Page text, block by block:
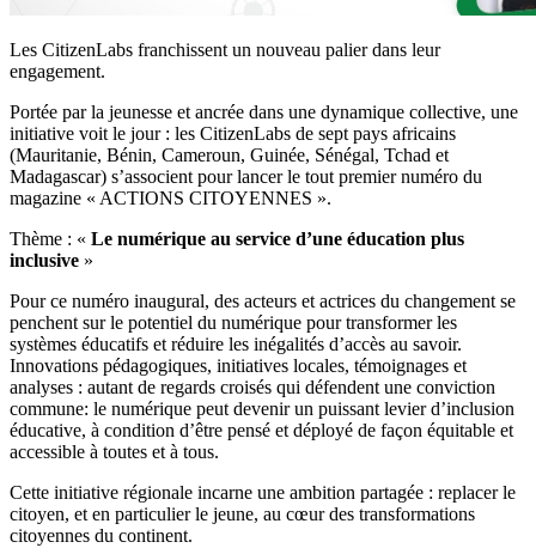
Les CitizenLabs franchissent un nouveau palier dans leur
engagement.
Portée par la jeunesse et ancrée dans une dynamique collective, une
initiative voit le jour : les CitizenLabs de sept pays africains
(Mauritanie, Bénin, Cameroun, Guinée, Sénégal, Tchad et
Madagascar) s’associent pour lancer le tout premier numéro du
magazine « ACTIONS CITOYENNES ».
Thème : « Le numérique au service d’une éducation plus
inclusive »
Pour ce numéro inaugural, des acteurs et actrices du changement se
penchent sur le potentiel du numérique pour transformer les
systèmes éducatifs et réduire les inégalités d’accès au savoir.
Innovations pédagogiques, initiatives locales, témoignages et
analyses : autant de regards croisés qui défendent une conviction
commune: le numérique peut devenir un puissant levier d’inclusion
éducative, à condition d’être pensé et déployé de façon équitable et
accessible à toutes et à tous.
Cette initiative régionale incarne une ambition partagée : replacer le
citoyen, et en particulier le jeune, au cœur des transformations
citoyennes du continent.